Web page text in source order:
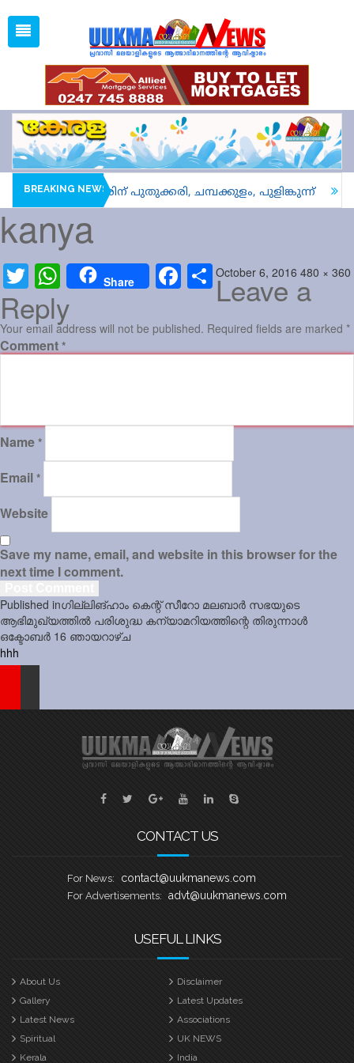
1 GBP =
128.07
Latest News
Associations
Spiritual
UK NEWS
World
uukma
Movies
Classifieds
Law
Open
Menu
BREAKING NEWS
ആവേശപ്പോരിന് പുതുക്കരി, ചമ്പക്കുളം, പുളിങ്കുന്ന്
kanya
Twitter WhatsAppShare FacebookShare
Posted
October 6, 2016 Full
size
480 × 360
Leave a
Reply
Your email address will not be published. Required fields are marked *
Comment *
Name *
Email *
Website
Save my name, email, and website in this browser for the
next time I comment.
Post
navigation
Published inഗില്ലിങ്ഹാം കെന്റ് സീറോ മലബാര്‍ സഭയുടെ
ആഭിമുഖ്യത്തില്‍ പരിശുദ്ധ കന്യാമറിയത്തിന്റെ തിരുന്നാള്‍
ഒക്ടോബര്‍ 16 ഞായറാഴ്ച
hhh
CONTACT US
For News: contact@uukmanews.com
For Advertisements: advt@uukmanews.com
USEFUL LINKS
About Us
Disclaimer
Gallery
Latest Updates
Latest News
Associations
Spiritual
UK NEWS
Kerala
India